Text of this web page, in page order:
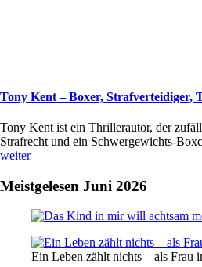
Tony Kent – Boxer, Strafverteidiger,
Tony Kent ist ein Thrillerautor, der
Strafrecht und ein Schwergewichts-
weiter
Meistgelesen Juni 2026
Ein Leben zählt nichts – als Frau